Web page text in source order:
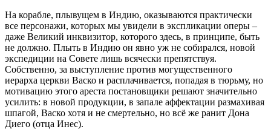
На корабле, плывущем в Индию, оказываются практически
все персонажи, которых мы увидели в экспликации оперы –
даже Великий инквизитор, которого здесь, в принципе, быть
не должно. Плыть в Индию он явно уж не собирался, новой
экспедиции на Совете лишь всячески препятствуя.
Собственно, за выступление против могущественного
иерарха церкви Васко и расплачивается, попадая в тюрьму, но
мотивацию этого ареста постановщики решают значительно
усилить: в новой продукции, в запале аффектации размахивая
шпагой, Васко хотя и не смертельно, но всё же ранит Дона
Диего (отца Инес).